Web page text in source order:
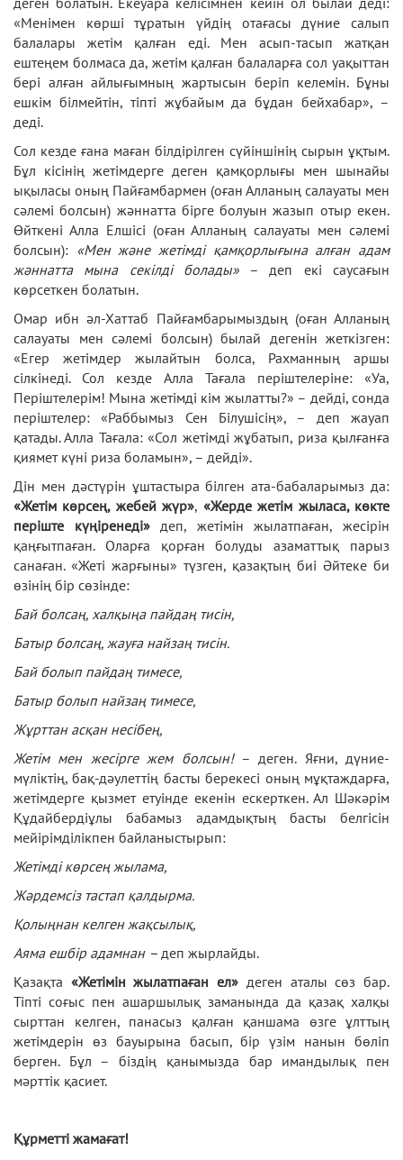
«Менімен көрші тұратын үйдің отағасы дүние салып
балалары жетім қалған еді. Мен асып-тасып жатқан
ештеңем болмаса да, жетім қалған балаларға сол уақыттан
бері алған айлығымның жартысын беріп келемін. Бұны
ешкім білмейтін, тіпті жұбайым да бұдан бейхабар», –
деді.
Сол кезде ғана маған білдірілген сүйіншінің сырын ұқтым.
Бұл кісінің жетімдерге деген қамқорлығы мен шынайы
ықыласы оның Пайғамбармен (оған Алланың салауаты мен
сәлемі болсын) жәннатта бірге болуын жазып отыр екен.
Өйткені Алла Елшісі (оған Алланың салауаты мен сәлемі
болсын): «Мен және жетімді қамқорлығына алған адам
жәннатта мына секілді болады»– деп екі саусағын
көрсеткен болатын.
Омар ибн әл-Хаттаб Пайғамбарымыздың (оған Алланың
салауаты мен сәлемі болсын) былай дегенін жеткізген:
«Егер жетімдер жылайтын болса, Рахманның аршы
сілкінеді. Сол кезде Алла Тағала періштелеріне: «Уа,
Періштелерім! Мына жетімді кім жылатты?» – дейді, сонда
періштелер: «Раббымыз Сен Білушісің», – деп жауап
қатады. Алла Тағала: «Сол жетімді жұбатып, риза қылғанға
қиямет күні риза боламын», – дейді».
Дін мен дәстүрін ұштастыра білген ата-бабаларымыз да:
«Жетім көрсең, жебей жүр», «Жерде жетім жыласа, көкте
періште күңіренеді»деп, жетімін жылатпаған, жесірін
қаңғытпаған. Оларға қорған болуды азаматтық парыз
санаған. «Жеті жарғыны» түзген, қазақтың биі Әйтеке би
өзінің бір сөзінде:
Бай болсаң, халқыңа пайдаң тисін,
Батыр болсаң, жауға найзаң тисін.
Бай болып пайдаң тимесе,
Батыр болып найзаң тимесе,
Жұрттан асқан несібең,
Жетім мен жесірге жем болсын!– деген. Яғни, дүние-
мүліктің, бақ-дәулеттің басты берекесі оның мұқтаждарға,
жетімдерге қызмет етуінде екенін ескерткен. Ал Шәкәрім
Құдайбердіұлы бабамыз адамдықтың басты белгісін
мейірімділікпен байланыстырып:
Жетімді көрсең жылама,
Жәрдемсіз тастап қалдырма.
Қолыңнан келген жақсылық,
Аяма ешбір адамнан – деп жырлайды.
Қазақта «Жетімін жылатпаған ел» деген аталы сөз бар.
Тіпті соғыс пен ашаршылық заманында да қазақ халқы
сырттан келген, панасыз қалған қаншама өзге ұлттың
жетімдерін өз бауырына басып, бір үзім нанын бөліп
берген. Бұл – біздің қанымызда бар имандылық пен
мәрттік қасиет.
Құрметті жамағат!